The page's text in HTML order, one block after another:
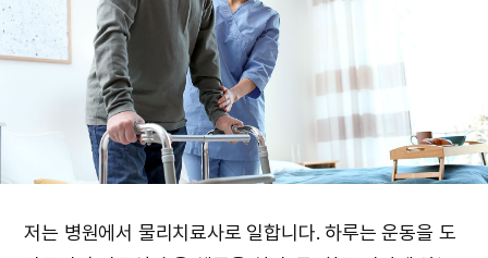
저는 병원에서 물리치료사로 일합니다. 하루는 운동을 도